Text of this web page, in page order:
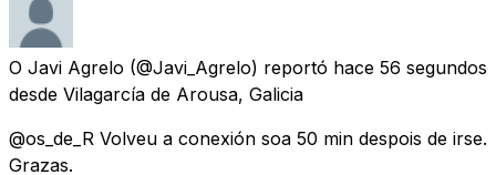
O Javi Agrelo (@Javi_Agrelo) reportó hace 56 segundos
desde Vilagarcía de Arousa, Galicia
@os_de_R Volveu a conexión soa 50 min despois de irse.
Grazas.